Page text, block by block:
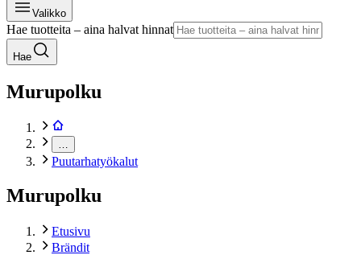
Valikko
Hae tuotteita – aina halvat hinnat
Hae
Murupolku
Puutarhatyökalut
Murupolku
Etusivu
Brändit